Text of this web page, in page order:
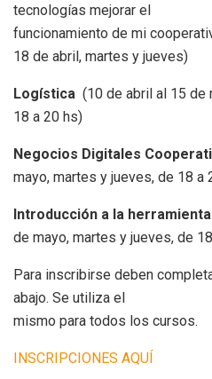
tecnologías mejorar el
funcionamiento de mi
18 de abril, martes y jueves)
Logística (10 de abril al 15 de
18 a 20 hs)
Negocios Digitales
mayo, martes y jueves, de 18 a
Introducción a la
de mayo, martes y jueves, de
Para inscribirse deben
abajo. Se utiliza el
mismo para todos los cursos.
INSCRIPCIONES AQUÍ